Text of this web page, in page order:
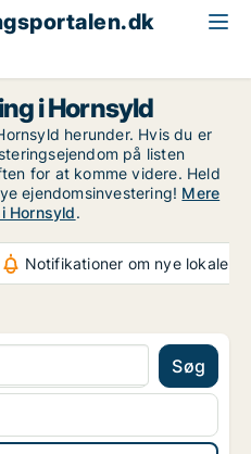
i Hornsyld
herunder. Hvis du er
på listen
for at komme videre. Held
ejendomsinvestering! Mere
Hornsyld.
Notifikationer om nye lokaler
Søg